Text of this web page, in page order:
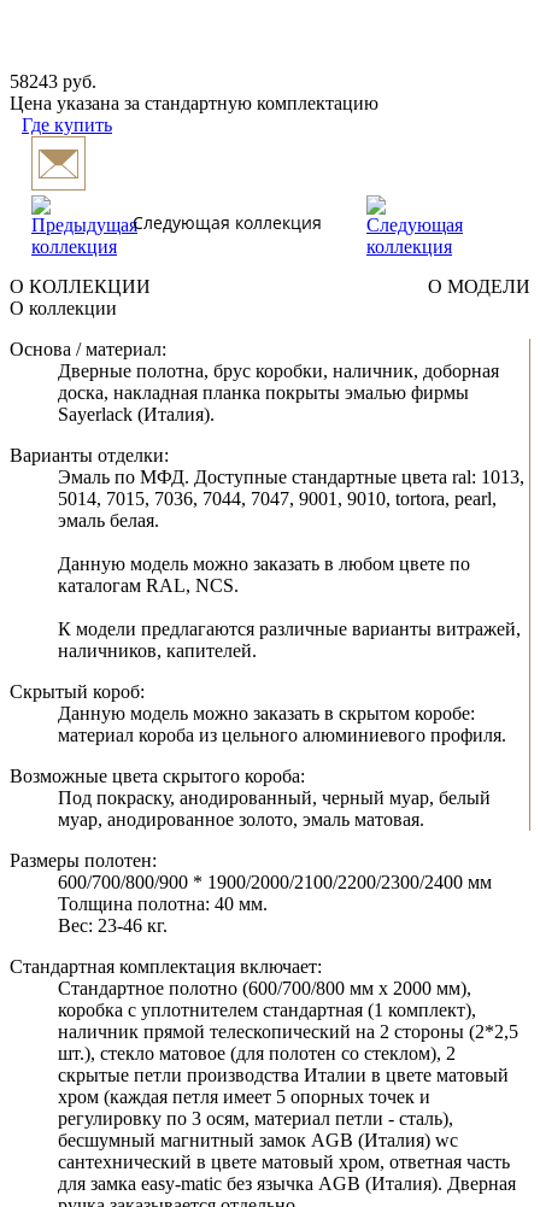
58243 руб.
Цена указана за стандартную комплектацию
Где купить
Следующая коллекция
О КОЛЛЕКЦИИ
О МОДЕЛИ
О коллекции
Основа / материал:
Дверные полотна, брус коробки, наличник, доборная
доска, накладная планка покрыты эмалью фирмы
Sayerlack (Италия).
Варианты отделки:
Эмаль по МФД. Доступные стандартные цвета ral: 1013,
5014, 7015, 7036, 7044, 7047, 9001, 9010, tortora, pearl,
эмаль белая.
Данную модель можно заказать в любом цвете по
каталогам RAL, NCS.
К модели предлагаются различные варианты витражей,
наличников, капителей.
Скрытый короб:
Данную модель можно заказать в скрытом коробе:
материал короба из цельного алюминиевого профиля.
Возможные цвета скрытого короба:
Под покраску, анодированный, черный муар, белый
муар, анодированное золото, эмаль матовая.
Размеры полотен:
600/700/800/900 * 1900/2000/2100/2200/2300/2400 мм
Толщина полотна: 40 мм.
Вес: 23-46 кг.
Стандартная комплектация включает:
Стандартное полотно (600/700/800 мм х 2000 мм),
коробка с уплотнителем стандартная (1 комплект),
наличник прямой телескопический на 2 стороны (2*2,5
шт.), стекло матовое (для полотен со стеклом), 2
скрытые петли производства Италии в цвете матовый
хром (каждая петля имеет 5 опорных точек и
регулировку по 3 осям, материал петли - сталь),
бесшумный магнитный замок AGB (Италия) wc
сантехнический в цвете матовый хром, ответная часть
для замка easy-matic без язычка AGB (Италия). Дверная